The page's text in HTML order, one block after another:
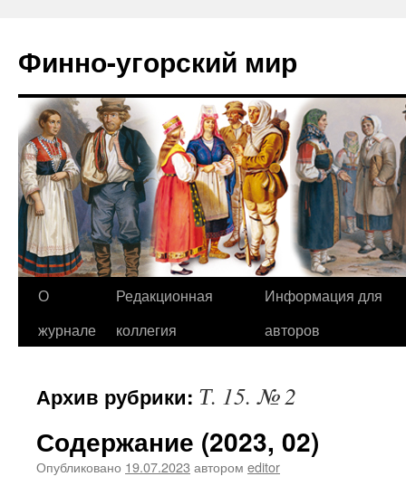
Финно-угорский мир
Перейти
О
журнале
Редакционная
коллегия
Информация для
авторов
Архив рубрики: Т. 15. № 2
Содержание (2023, 02)
Опубликовано 19.07.2023 автором editor